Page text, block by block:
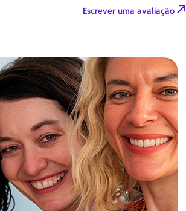
Escrever uma avaliação